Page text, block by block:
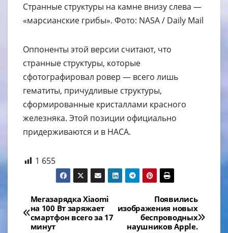
Странные структуры на камне внизу слева —
«марсианские грибы». Фото: NASA / Daily Mail
Оппоненты этой версии считают, что
странные структуры, которые
сфотографировал ровер — всего лишь
гематиты, причудливые структуры,
сформированные кристаллами красного
железняка. Этой позиции официально
придерживаются и в НАСА.
1 655
Навигация
по
Появились
изображения новых
беспроводных
наушников Apple.
Мегазарядка Xiaomi
на 100 Вт заряжает
смартфон всего за 17
минут